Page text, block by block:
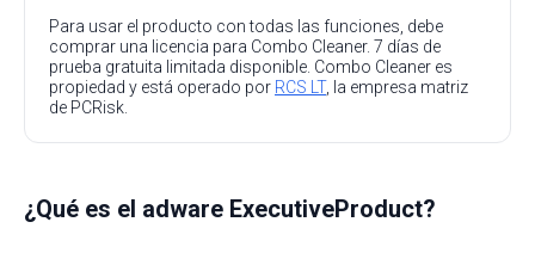
Para usar el producto con todas las funciones, debe
comprar una licencia para Combo Cleaner. 7 días de
prueba gratuita limitada disponible. Combo Cleaner es
propiedad y está operado por RCS LT, la empresa matriz
de PCRisk.
¿Qué es el adware ExecutiveProduct?